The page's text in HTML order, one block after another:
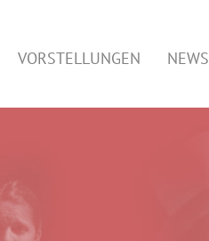
VORSTELLUNGEN NEWS